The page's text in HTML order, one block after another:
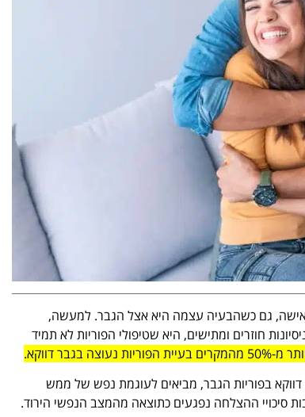
גם כשהבעיה עצמה היא אצל הגבר. למעשה,
חוזרים ומתישים, היא שטיפולי הפוריות לא תמיד
בגבר דווקא.
בפוריות הגבר, מביאים לעוגמת נפש של ממש
סיכויי ההצלחה נפגעים כתוצאה מהמצב הנפשי הירוד.